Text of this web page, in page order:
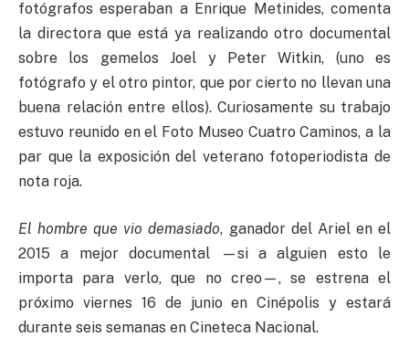
fotógrafos esperaban a Enrique Metinides, comenta
la directora que está ya realizando otro documental
sobre los gemelos Joel y Peter Witkin, (uno es
fotógrafo y el otro pintor, que por cierto no llevan una
buena relación entre ellos). Curiosamente su trabajo
estuvo reunido en el Foto Museo Cuatro Caminos, a la
par que la exposición del veterano fotoperiodista de
nota roja.
El hombre que vio demasiado, ganador del Ariel en el
2015 a mejor documental —si a alguien esto le
importa para verlo, que no creo—, se estrena el
próximo viernes 16 de junio en Cinépolis y estará
durante seis semanas en Cineteca Nacional.